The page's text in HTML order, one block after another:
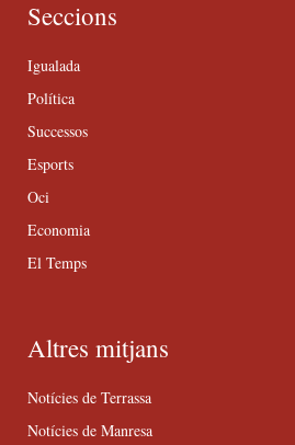
Seccions
Igualada
Política
Successos
Esports
Oci
Economia
El Temps
Altres mitjans
Notícies de Terrassa
Notícies de Manresa